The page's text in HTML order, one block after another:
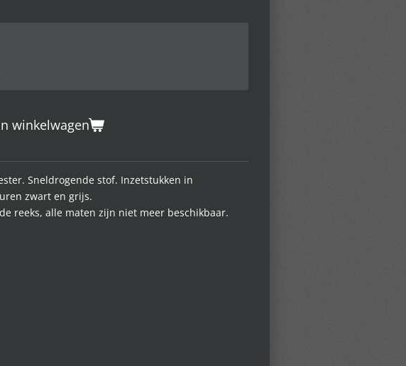
winkelwagen
Sneldrogende stof. Inzetstukken in
zwart en grijs.
reeks, alle maten zijn niet meer beschikbaar.